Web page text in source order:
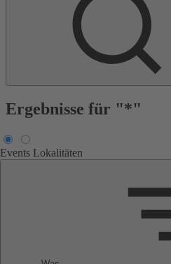
Ergebnisse für "*"
Events Lokalitäten